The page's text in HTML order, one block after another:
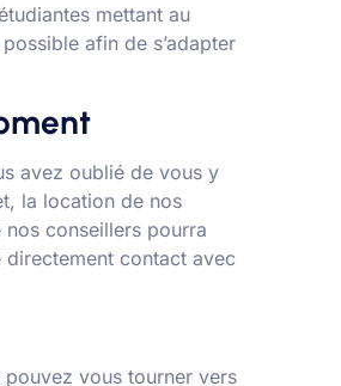
mettant au
afin de s’adapter
avez oublié de vous y
la location de nos
nos conseillers pourra
contact avec
pouvez vous tourner vers